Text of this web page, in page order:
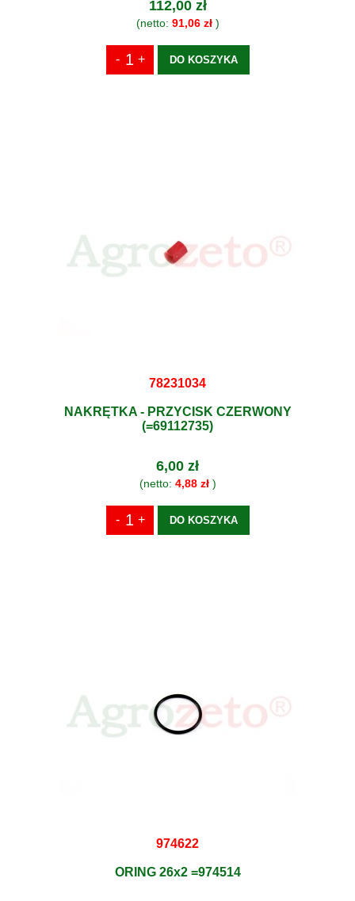
112,00 zł
(netto: 91,06 zł)
DO KOSZYKA
78231034
NAKRĘTKA - PRZYCISK CZERWONY
(=69112735)
6,00 zł
(netto: 4,88 zł)
DO KOSZYKA
974622
ORING 26x2 =974514